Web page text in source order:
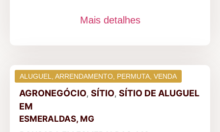
Mais detalhes
AGRONEGÓCIO, SÍTIO, SÍTIO DE ALUGUEL
EM
ESMERALDAS, MG
ALUGUEL ARRENDAMENTO PERMUTA VENDA